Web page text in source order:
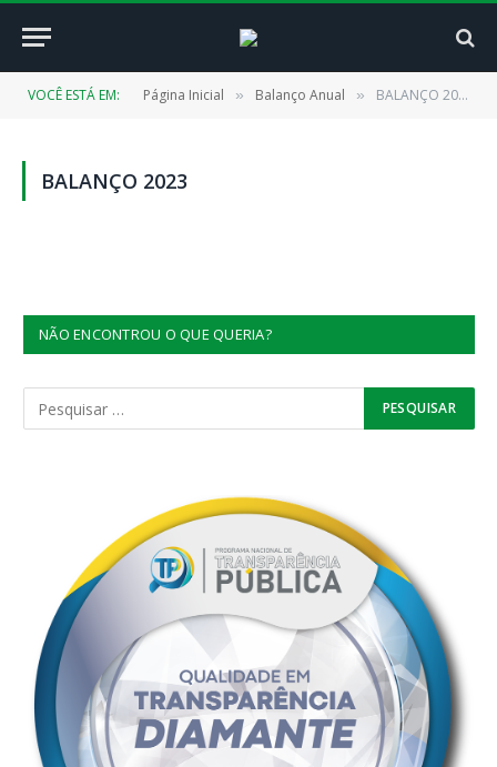
VOCÊ ESTÁ EM: Página Inicial » Balanço Anual » BALANÇO 2023
BALANÇO 2023
NÃO ENCONTROU O QUE QUERIA?